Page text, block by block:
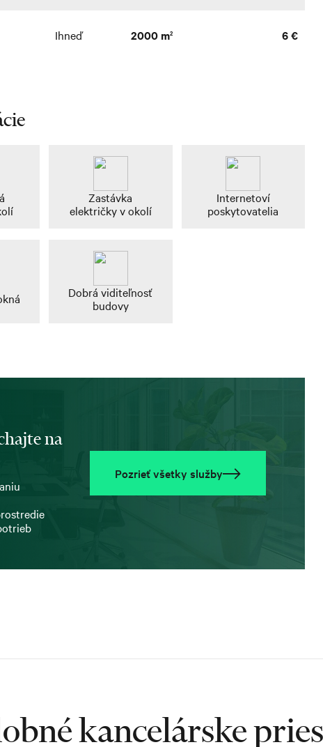
Ihneď 2000 m2 6 €
Zastávka
električky v okolí
Internetoví
poskytovatelia
Dobrá viditeľnosť
budovy
na
Pozrieť všetky služby
kancelárske